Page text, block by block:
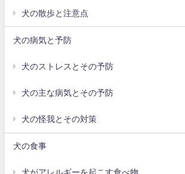
犬の散歩と注意点
犬の病気と予防
犬のストレスとその予防
犬の主な病気とその予防
犬の怪我とその対策
犬の食事
犬がアレルギーを起こす食べ物